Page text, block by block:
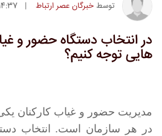
توسط خبرگان عصر ارتباط 09:14:37 , 01
در انتخاب دستگاه حضور و
هایی توجه کنیم؟
مدیریت حضور و غیاب کارکنان
در هر سازمان است. انتخاب